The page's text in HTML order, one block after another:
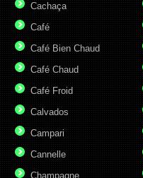
Cachaça
Café
Café Bien Chaud
Café Chaud
Café Froid
Calvados
Campari
Cannelle
Champagne